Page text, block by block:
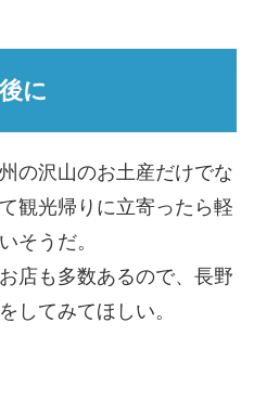
に
の沢山のお土産だけでな
観光帰りに立寄ったら軽
そうだ。
店も多数あるので、長野
してみてほしい。